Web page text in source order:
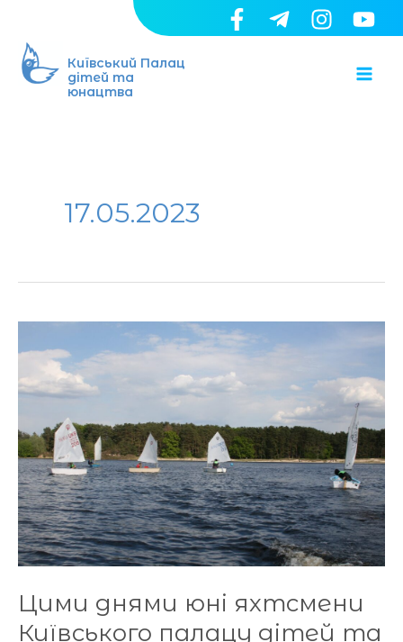
вмісту
Київський Палац
дітей та
юнацтва
17.05.2023
Цими днями юні яхтсмени
Київського палацу дітей та
днями
юні
Київського
палацу
дітей
та
юнацтва
багато